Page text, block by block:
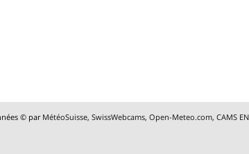
© parMétéoSuisse,SwissWebcams,Open-Meteo.com,CAMS